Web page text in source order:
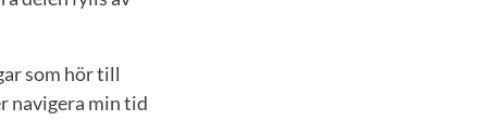
som hör till
navigera min tid